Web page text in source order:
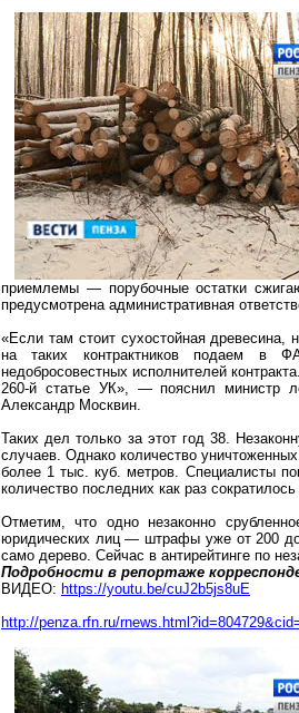
приемлемы — порубочные остатки
предусмотрена административная
«Если там стоит сухостойная древесина,
на таких контрактников подаем в
недобросовестных исполнителей
260-й статье УК», — пояснил министр
Александр Москвин.
Таких дел только за этот год 38.
случаев. Однако количество
более 1 тыс. куб. метров. Специалисты
количество последних как раз
Отметим, что одно незаконно
юридических лиц — штрафы уже от 200 до
само дерево. Сейчас в антирейтинге по
Подробности в репортаже
ВИДЕО: https://youtu.be/cuJ2b5js8uE
http://penza.rfn.ru/